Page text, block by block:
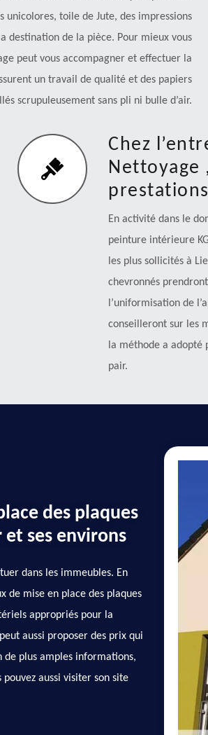
unicolores, toile de Jute, des impressions
destination de la pièce. Pour mieux vous
peut vous accompagner et effectuer la
un travail de qualité et des papiers
scrupuleusement sans pli ni bulle d’air.
Chez
Nettoyage
prestations
En activité dans le
peinture intérieure
les plus sollicités à
chevronnés
l’uniformisation de
conseilleront sur les
la méthode a
pair.
des plaques
ses environs
dans les immeubles. En
de mise en place des plaques
appropriés pour la
aussi proposer des prix qui
de plus amples informations,
aussi visiter son site